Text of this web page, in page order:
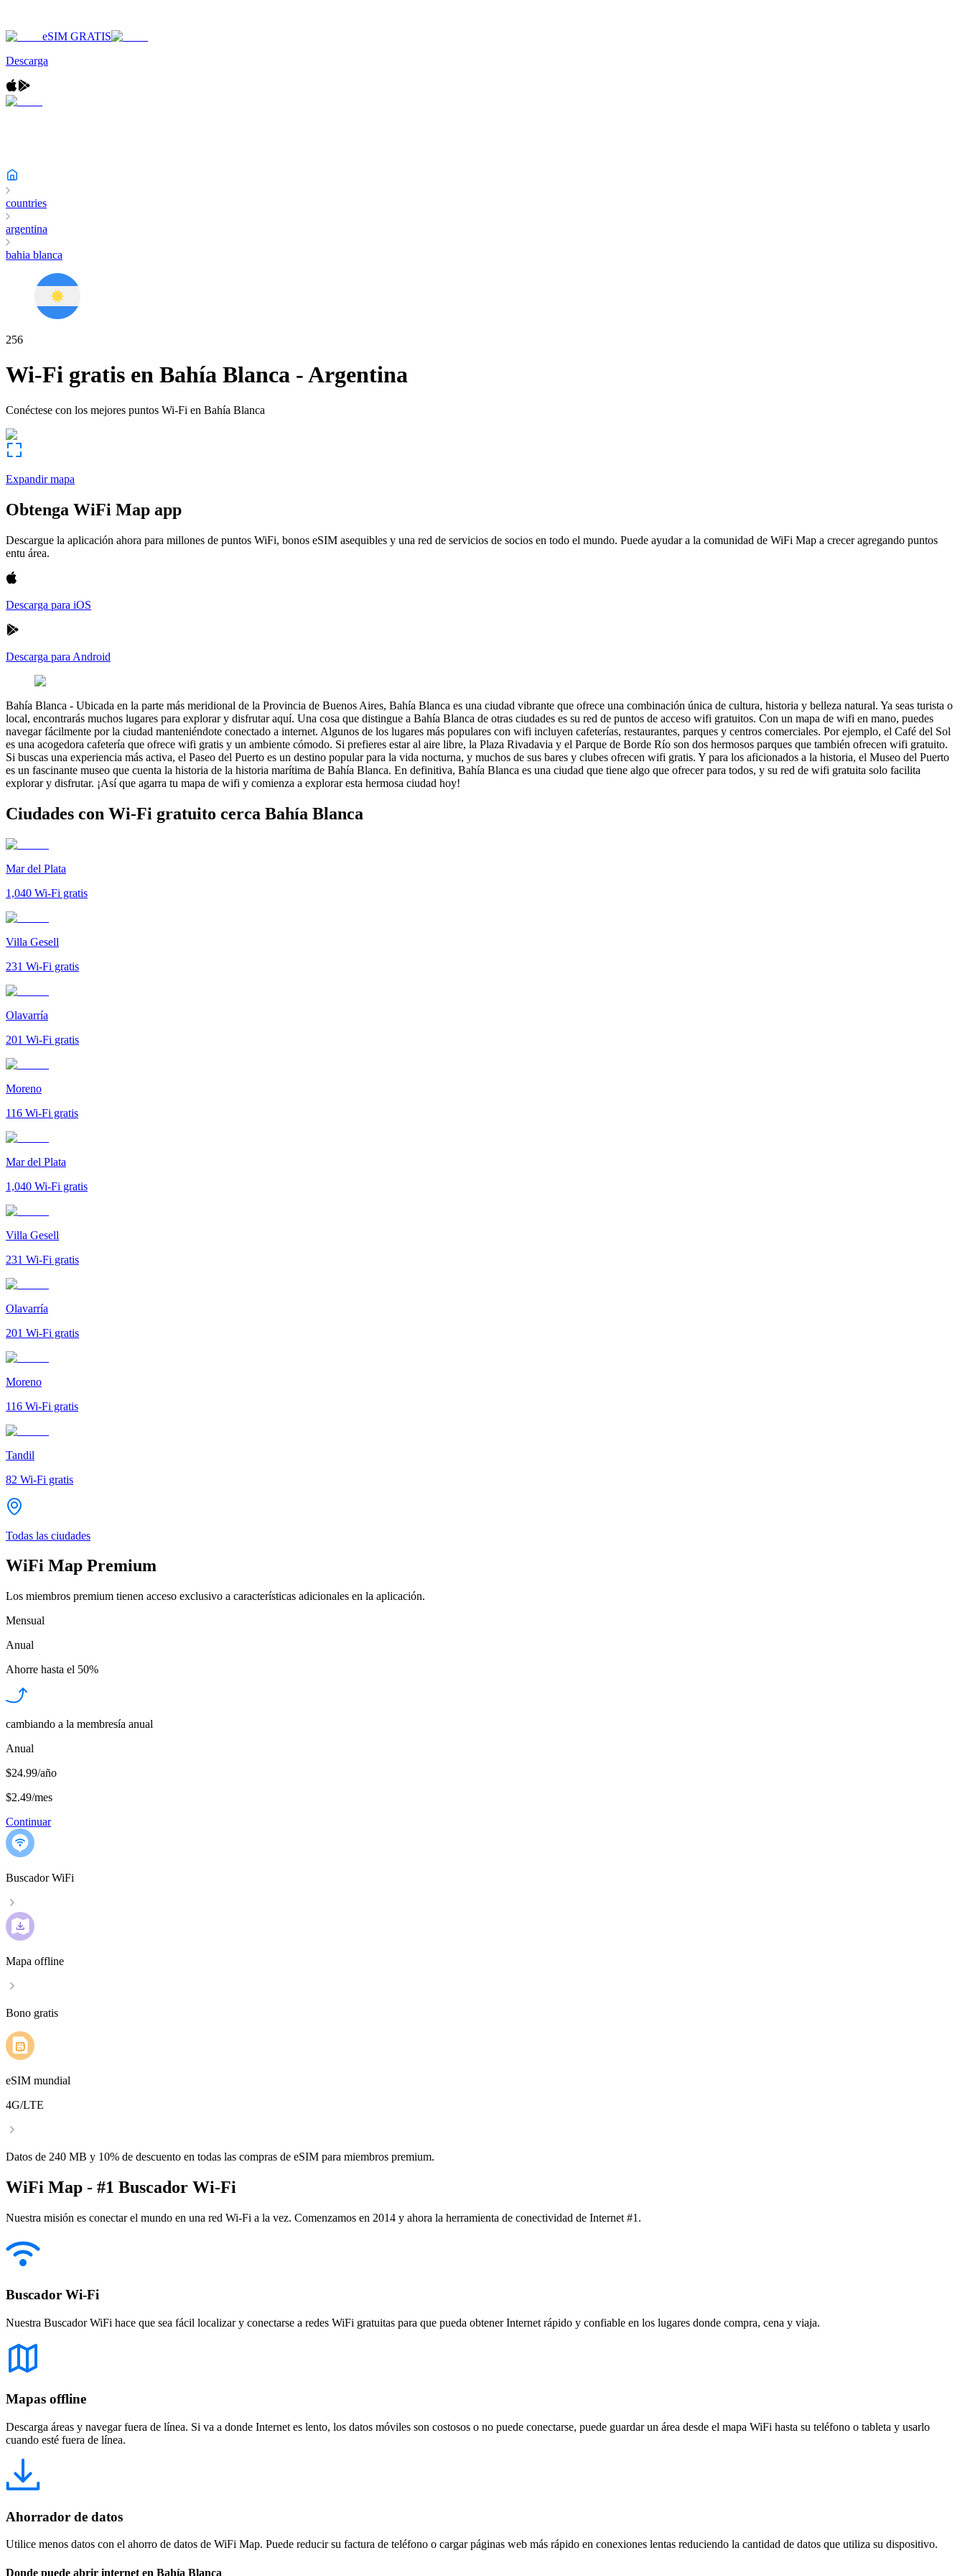
eSIM GRATIS
Descarga
countries
argentina
bahia blanca
256
Wi-Fi gratis en Bahía Blanca -Argentina
Conéctese con los mejores puntos Wi-Fi en Bahía Blanca
Expandir mapa
Obtenga WiFi Map app
Descargue la aplicación ahora para millones de puntos WiFi, bonos eSIM asequibles y una red de servicios de socios en todo el mundo. Puede ayudar a la comunidad de WiFi Map a crecer agregando puntos
entu área.
Descarga para iOS
Descarga para Android
Bahía Blanca - Ubicada en la parte más meridional de la Provincia de Buenos Aires, Bahía Blanca es una ciudad vibrante que ofrece una combinación única de cultura, historia y belleza natural. Ya seas turista o
local, encontrarás muchos lugares para explorar y disfrutar aquí. Una cosa que distingue a Bahía Blanca de otras ciudades es su red de puntos de acceso wifi gratuitos. Con un mapa de wifi en mano, puedes
navegar fácilmente por la ciudad manteniéndote conectado a internet. Algunos de los lugares más populares con wifi incluyen cafeterías, restaurantes, parques y centros comerciales. Por ejemplo, el Café del Sol
es una acogedora cafetería que ofrece wifi gratis y un ambiente cómodo. Si prefieres estar al aire libre, la Plaza Rivadavia y el Parque de Borde Río son dos hermosos parques que también ofrecen wifi gratuito.
Si buscas una experiencia más activa, el Paseo del Puerto es un destino popular para la vida nocturna, y muchos de sus bares y clubes ofrecen wifi gratis. Y para los aficionados a la historia, el Museo del Puerto
es un fascinante museo que cuenta la historia de la historia marítima de Bahía Blanca. En definitiva, Bahía Blanca es una ciudad que tiene algo que ofrecer para todos, y su red de wifi gratuita solo facilita
explorar y disfrutar. ¡Así que agarra tu mapa de wifi y comienza a explorar esta hermosa ciudad hoy!
Ciudades con Wi-Fi gratuito cerca Bahía Blanca
Mar del Plata
1,040 Wi-Fi gratis
Villa Gesell
231 Wi-Fi gratis
Olavarría
201 Wi-Fi gratis
Moreno
116 Wi-Fi gratis
Mar del Plata
1,040 Wi-Fi gratis
Villa Gesell
231 Wi-Fi gratis
Olavarría
201 Wi-Fi gratis
Moreno
116 Wi-Fi gratis
Tandil
82 Wi-Fi gratis
Todas las ciudades
WiFi Map Premium
Los miembros premium tienen acceso exclusivo a características adicionales en la aplicación.
Mensual
Anual
Ahorre hasta el 50%
cambiando a la membresía anual
Anual
$24.99/año
$2.49/mes
Continuar
Buscador WiFi
Mapa offline
Bono gratis
eSIM mundial
4G/LTE
Datos de 240 MB y 10% de descuento en todas las compras de eSIM para miembros premium.
WiFi Map - #1 Buscador Wi-Fi
Nuestra misión es conectar el mundo en una red Wi-Fi a la vez. Comenzamos en 2014 y ahora la herramienta de conectividad de Internet #1.
Buscador Wi-Fi
Nuestra Buscador WiFi hace que sea fácil localizar y conectarse a redes WiFi gratuitas para que pueda obtener Internet rápido y confiable en los lugares donde compra, cena y viaja.
Mapas offline
Descarga áreas y navegar fuera de línea. Si va a donde Internet es lento, los datos móviles son costosos o no puede conectarse, puede guardar un área desde el mapa WiFi hasta su teléfono o tableta y usarlo
cuando esté fuera de línea.
Ahorrador de datos
Utilice menos datos con el ahorro de datos de WiFi Map. Puede reducir su factura de teléfono o cargar páginas web más rápido en conexiones lentas reduciendo la cantidad de datos que utiliza su dispositivo.
Donde puede abrir internet en Bahía Blanca